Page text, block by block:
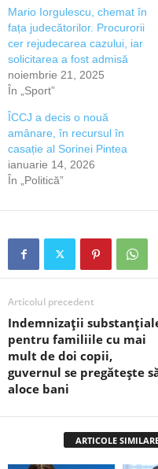
Mario Iorgulescu, chemat în
fața judecătorilor. Procurorii
cer rejudecarea cazului, iar
solicitarea a fost admisă
noiembrie 21, 2025
În „Sport”
ÎCCJ a decis o nouă
amânare, în recursul în
casație al Sorinei Pintea
ianuarie 14, 2026
În „Politică”
Articolul precedent
Indemnizații
pentru familiile cu mai
mult de doi copii,
guvernul se pregătește
aloce bani
ARTICOLE